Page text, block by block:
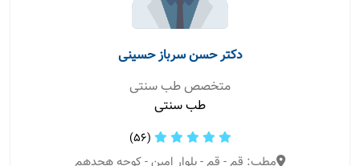
دکتر حسن سرباز حسینی
متخصص طب سنتی
طب سنتی
(56)